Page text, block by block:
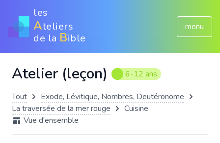
les
Ateliers
de la Bible
menu
Atelier (leçon) 6-12 ans
Tout
Exode, Lévitique, Nombres, Deutéronome
La traversée de la mer rouge
Cuisine
Vue d'ensemble